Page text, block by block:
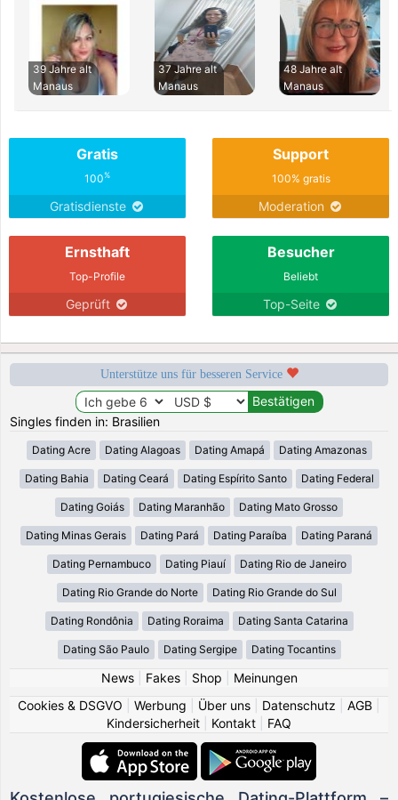
39 Jahre alt
Manaus
37 Jahre alt
Manaus
48 Jahre alt
Manaus
Gratis
100%
Gratisdienste
Support
100% gratis
Moderation
Ernsthaft
Top-Profile
Geprüft
Besucher
Beliebt
Top-Seite
Unterstütze uns für besseren Service
Singles finden in: Brasilien
Dating Acre Dating Alagoas Dating Amapá Dating Amazonas
Dating Bahia Dating Ceará Dating Espírito Santo Dating Federal
Dating Goiás Dating Maranhão Dating Mato Grosso
Dating Minas Gerais Dating Pará Dating Paraíba Dating Paraná
Dating Pernambuco Dating Piauí Dating Rio de Janeiro
Dating Rio Grande do Norte Dating Rio Grande do Sul
Dating Rondônia Dating Roraima Dating Santa Catarina
Dating São Paulo Dating Sergipe Dating Tocantins
News| Fakes| Shop
Meinungen
Cookies & DSGVO
Werbung Über uns Datenschutz AGB
Kindersicherheit
Kontakt FAQ